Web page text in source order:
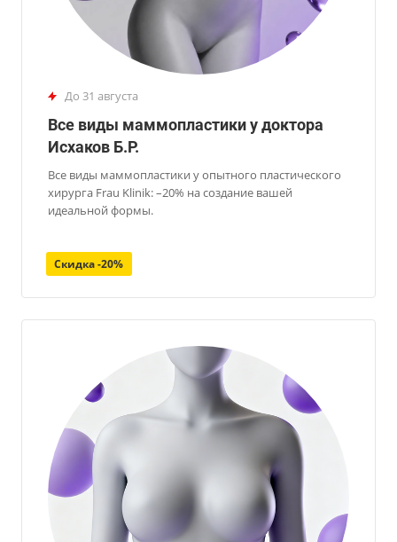
до 31 августа
Все виды маммопластики у доктора
Исхаков Б.Р.
Все виды маммопластики у опытного пластического
хирурга Frau Klinik: –20% на создание вашей
идеальной формы.
Скидка -20%